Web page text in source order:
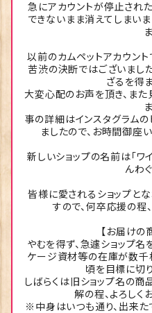
急にアカウントが停止され
できないまま消えてしまい
以前のカムペットアカウン
苦渋の決断ではございまし
ざるを得
大変心配のお声を頂き、また
事の詳細はインスタグラム
ましたので、お時間御座
新しいショップの名前は「
んわぐ
皆様に愛されるショップと
すので、何卒応援の程
【お届けの
やむを得ず、急遽ショップ名
ケージ資材等の在庫が数千
頃を目標に切
しばらくは旧ショップ名の商
解の程、よろしく
※中身はいつも通り、出来